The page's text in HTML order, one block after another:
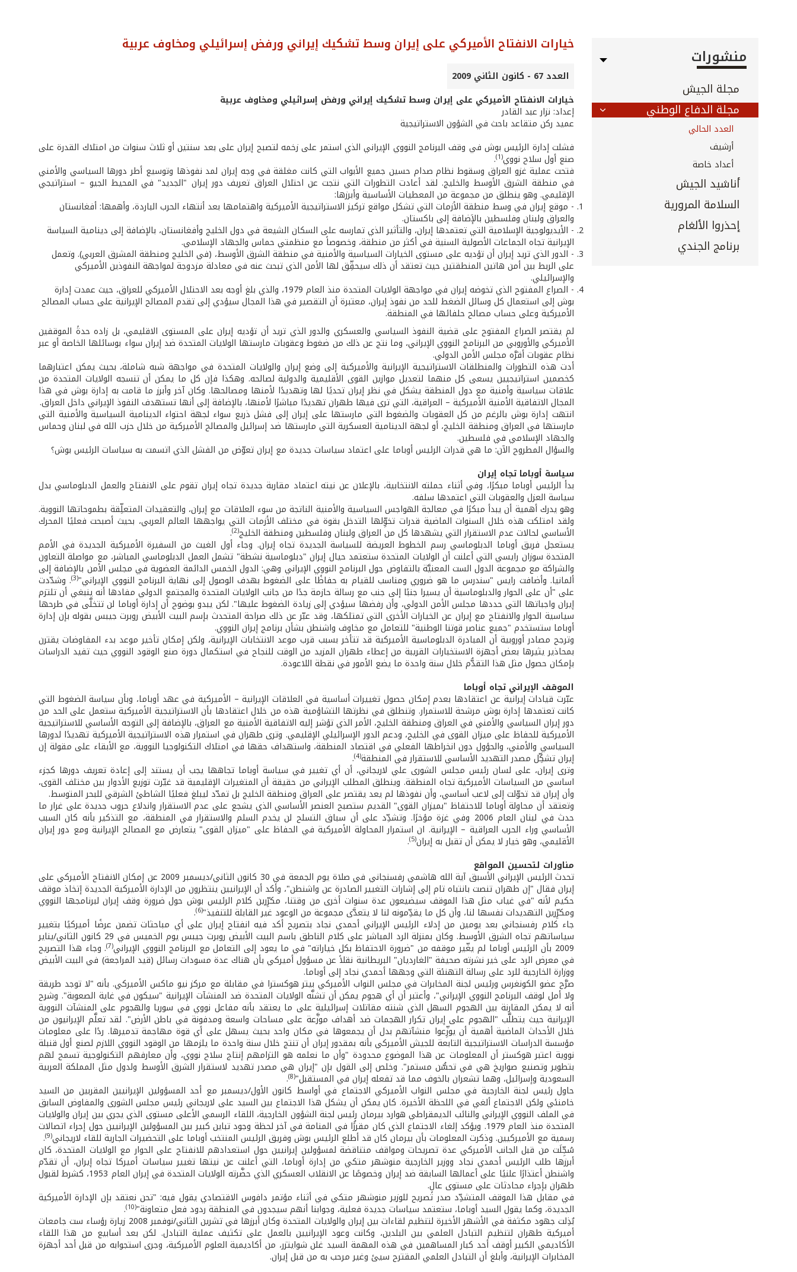
منشورات
مجلة الجيش
مجلة الدفاع الوطني
العدد الحالي
أرشيف
أعداد خاصة
أناشيد الجيش
السلامة المرورية
إحذروا الألغام
برنامج الجندي
خيارات الانفتاح الأميركي على إيران وسط تشكيك إيراني ورفض إسرائيلي ومخاوف عربية
العدد 67 - كانون الثاني 2009
خيارات الانفتاح الأميركي على إيران وسط تشكيك إيراني ورفض إسرائيلي ومخاوف عربية
إعداد: نزار عبد القادر
عميد ركن متقاعد باحث في الشؤون الاستراتيجية
فشلت إدارة الرئيس بوش في وقف البرنامج النووي الإيراني الذي استمر على زخمه لتصبح إيران على بعد سنتين أو ثلاث سنوات من امتلاك القدرة على
صنع أول سلاح نووي(1)
.
فتحت عملية غزو العراق وسقوط نظام صدام حسين جميع الأبواب التي كانت مغلقة في وجه إيران لمد نفوذها وتوسيع أطر دورها السياسي والأمني
في منطقة الشرق الأوسط والخليج. لقد أعادت التطورات التي نتجت عن احتلال العراق تعريف دور إيران "الجديد" في المحيط الجيو – استراتيجي
الإقليمي. وهو ينطلق من مجموعة من المعطيات الأساسية وأبرزها:
- موقع إيران في وسط منطقة الأزمات التي تشكل مواقع تركيز الاستراتيجية الأميركية واهتمامها بعد أنتهاء الحرب الباردة، وأهمها: أفغانستان
والعراق ولبنان وفلسطين بالإَضافة إلى باكستان.
- الأيديولوجية الإسلامية التي تعتمدها إيران، والتأثير الذي تمارسه على السكان الشيعة في دول الخليج وأفغانستان، بالإضافة إلى دينامية السياسة
الإيرانية تجاه الجماعات الأصولية السنية في أكثر من منطقة، وخصوصاً مع منظمتي حماس والجهاد الإسلامي.
- الدور الذي تريد إيران أن تؤديه على مستوى الخيارات السياسية والأمنية في منطقة الشرق الأوسط، (في الخليج ومنطقة المشرق العربي). وتعمل
على الربط بين أمن هاتين المنطقتين حيث تعتقد أن ذلك سيحقِّق لها الأمن الذي تبحث عنه في معادلة مزدوجة لمواجهة النفوذين الأميركي
والإسرائيلي.
- الصراع المفتوح الذي تخوضه إيران في مواجهة الولايات المتحدة منذ العام 1979، والذي بلغ أوجه بعد الاحتلال الأميركي للعراق، حيث عمدت إدارة
بوش إلى استعمال كل وسائل الضغط للحد من نفوذ إيران، معتبرة أن التقصير في هذا المجال سيؤدي إلى تقدم المصالح الإيرانية على حساب المصالح
الأميركية وعلى حساب مصالح حلفائها في المنطقة.
لم يقتصر الصراع المفتوح على قضية النفوذ السياسي والعسكري والدور الذي تريد أن تؤديه إيران على المستوى الاقليمي، بل زاده حدةً الموقفين
الأميركي والأوروبي من البرنامج النووي الإيراني، وما نتج عن ذلك من ضغوط وعقوبات مارستها الولايات المتحدة ضد إيران سواء بوسائلها الخاصة أو عبر
نظام عقوبات أقرَّه مجلس الأمن الدولي.
أدت هذه التطورات والمنطلقات الاستراتيجية الإيرانية والأميركية إلى وضع إيران والولايات المتحدة في مواجهة شبه شاملة، بحيث يمكن اعتبارهما
كخصمين استراتيجيين يسعى كل منهما لتعديل موازين القوى الأقليمية والدولية لصالحه. وهكذا فإن كل ما يمكن أن تنسجه الولايات المتحدة من
علاقات سياسية وأمنية مع دول المنطقة يشكل في نظر إيران تحديًا لها وتهديدًا لأمنها ومصالحها. وكان آخر وأبرز ما قامت به إدارة بوش في هذا
المجال الاتفاقية الأمنية الأميركية – العراقية، التي ترى فيها طهران تهديدًا مباشرًا لأمنها، بالإضافة إلى أنها تستهدف النفوذ الإيراني داخل العراق.
انتهت إدارة بوش بالرغم من كل العقوبات والضغوط التي مارستها على إيران إلى فشل ذريع سواء لجهة احتواء الدينامية السياسية والأمنية التي
مارستها في العراق ومنطقة الخليج، أو لجهة الدينامية العسكرية التي مارستها ضد إسرائيل والمصالح الأميركية من خلال حزب الله في لبنان وحماس
والجهاد الإسلامي في فلسطين.
والسؤال المطروح الآن: ما هي قدرات الرئيس أوباما على اعتماد سياسات جديدة مع إيران تعوّض من الفشل الذي اتسمت به سياسات الرئيس بوش؟
سياسة أوباما تجاه إيران
بدأ الرئيس أوباما مبكرًا، وفي أثناء حملته الانتخابية، بالإعلان عن نيته اعتماد مقاربة جديدة تجاه إيران تقوم على الانفتاح والعمل الدبلوماسي بدل
سياسة العزل والعقوبات التي اعتمدها سلفه.
وهو يدرك أهمية أن يبدأ مبكرًا في معالجة الهواجس السياسية والأمنية الناتجة من سوء العلاقات مع إيران، والتعقيدات المتعلِّقة بطموحاتها النووية.
ولقد امتلكت هذه خلال السنوات الماضية قدرات تخوِّلها التدخل بقوة في مختلف الأزمات التي يواجهها العالم العربي، بحيث أصبحت فعليًا المحرك
الأساسي لحالات عدم الاستقرار التي يشهدها كل من العراق ولبنان وفلسطين ومنطقة الخليج(2)
.
يستعجل فريق أوباما الدبلوماسي رسم الخطوط العريضة للسياسة الجديدة تجاه إيران. وجاء أول الغيث من السفيرة الأميركية الجديدة في الأمم
المتحدة سوزان رايسي التي أعلنت أن الولايات المتحدة ستعتمد حيال إيران "دبلوماسية نشطة" تشمل العمل الدبلوماسي المباشر، مع مواصلة التعاون
والشراكة مع مجموعة الدول الست المعنيَّة بالتفاوض حول البرنامج النووي الإيراني وهي: الدول الخمس الدائمة العضوية في مجلس الأمن بالإضافة إلى
ألمانيا. وأضافت رايس "سندرس ما هو ضروري ومناسب للقيام به حفاظًا على الضغوط بهدف الوصول إلى نهاية البرنامج النووي الإيراني"(3) . وشدّدت
على "أن على الحوار والدبلوماسية أن يسيرا جنبًا إلى جنب مع رسالة حازمة جدًا من جانب الولايات المتحدة والمجتمع الدولي مفادها أنه ينبغي أن تلتزم
إيران واجباتها التي حددها مجلس الأمن الدولي، وأن رفضها سيؤدي إلى زيادة الضغوط عليها". لكن يبدو بوضوح أن إدارة أوباما لن تتخلَّى في طرحها
سياسية الحوار والانفتاح مع إيران عن الخيارات الأخرى التي تمتلكها، وقد عبّر عن ذلك صراحة المتحدث بإسم البيت الأبيض روبرت جيبس بقوله بإن إدارة
أوباما ستستخدم "جميع عناصر قوتنا الوطنية" للتعامل مع مخاوف واشنطن بشأن برنامج إيران النووي.
وترجح مصادر أوروبية أن المبادرة الدبلوماسية الأميركية قد تتأخر بسبب قرب موعد الانتخابات الإيرانية، ولكن إمكان تأخير موعد بدء المفاوضات يقترن
بمحاذير يثيرها بعض أجهزة الاستخبارات القريبة من إعطاء طهران المزيد من الوقت للنجاح في استكمال دورة صنع الوقود النووي حيث تفيد الدراسات
بإمكان حصول مثل هذا التقدُّم خلال سنة واحدة ما يضع الأمور في نقطة اللاعودة.
الموقف الإيراني تجاه أوباما
عبّرت قيادات إيرانية عن اعتقادها بعدم إمكان حصول تغييرات أساسية في العلاقات الإيرانية – الأميركية في عهد أوباما، وبأن سياسة الضغوط التي
كانت تعتمدها إدارة بوش مرشحة للاستمرار. وتنطلق في نظرتها التشاؤمية هذه من خلال اعتقادها بأن الاستراتيجية الأميركية ستعمل على الحد من
دور إيران السياسي والأمني في العراق ومنطقة الخليج، الأمر الذي تؤشر إليه الاتفاقية الأمنية مع العراق، بالإضافة إلى التوجه الأساسي للاستراتيجية
الأميركية للحفاظ على ميزان القوى في الخليج، ودعم الدور الإسرائيلي الإقليمي. وترى طهران في استمرار هذه الاستراتيجية الأميركية تهديدًا لدورها
السياسي والأمني، والحؤول دون انخراطها الفعلي في اقتصاد المنطقة، واستهداف حقها في امتلاك التكنولوجيا النووية، مع الأبقاء على مقولة إن
إيران تشكِّل مصدر التهديد الأساسي للاستقرار في المنطقة(4)
.
وترى إيران، على لسان رئيس مجلس الشورى علي لاريجاني، أن أي تغيير في سياسة أوباما تجاهها يجب أن يستند إلى إعادة تعريف دورها كجزء
اساسي من السياسات الأميركية تجاه المنطقة. وينطلق المطلب الإيراني من حقيقة أن المتغيرات الإقليمية قد غيّرت توزيع الأدوار بين مختلف القوى،
وأن إيران قد تحوّلت إلى لاعب أساسي، وأن نفوذها لم يعد يقتصر على العراق ومنطقة الخليج بل تمدّد ليبلغ فعليًا الشاطئ الشرقي للبحر المتوسط.
وتعتقد أن محاولة أوباما للاحتفاظ "بميزان القوى" القديم ستصبح العنصر الأساسي الذي يشجع على عدم الاستقرار واندلاع حروب جديدة على غرار ما
حدث في لبنان العام 2006 وفي غزة مؤخرًا. وتشدِّد على أن سباق التسلح لن يخدم السلم والاستقرار في المنطقة، مع التذكير بأنه كان السبب
الأساسي وراء الحرب العراقية – الإيرانية. ان استمرار المحاولة الأميركية في الحفاظ على "ميزان القوى" يتعارض مع المصالح الإيرانية ومع دور إيران
الأقليمي، وهو خيار لا يمكن أن تقبل به إيران(5)
.
مناورات لتحسين المواقع
تحدث الرئيس الإيراني الأسبق آية الله هاشمي رفسنجاني في صلاة يوم الجمعة في 30 كانون الثاني/ديسمبر 2009 عن إمكان الانفتاح الأميركي على
إيران فقال "إن طهران تنصت بانتباه تام إلى إشارات التغيير الصادرة عن واشنطن"، وأكد أن الإيرانيين ينتظرون من الإدارة الأميركية الجديدة إتخاذ موقف
حكيم لأنه "في غياب مثل هذا الموقف سيضيعون عدة سنوات أخرى من وقتنا، مكرِّرين كلام الرئيس بوش حول ضرورة وقف إيران لبرنامجها النووي
ومكرِّرين التهديدات نفسها لنا، وأن كل ما يقدِّمونه لنا لا يتعدَّى مجموعة من الوعود غير القابلة للتنفيذ"(6)
.
جاء كلام رفسنجاني بعد يومين من إدلاء الرئيس الإيراني أحمدي نجاد بتصريح أكد فيه انفتاح إيران على أي مباحثات تضمن عرضًا أميركيًا بتغيير
سياساتهم تجاه الشرق الأوسط. وكان بمنزلة الرد المباشر على كلام الناطق باسم البيت الأبيض روبرت جيبس يوم الخميس في 29 كانون الثاني/يناير
2009 بأن الرئيس أوباما لم يغّير موقفه من "ضرورة الاحتفاظ بكل خياراته" في ما يعود إلى التعامل مع البرنامج النووي الإيراني (7) . وجاء هذا التصريح
في معرض الرد على خير نشرته صحيفة "الغارديان" البريطانية نقلاً عن مسؤول أميركي بأن هناك عدة مسودات رسائل (قيد المراجعة) في البيت الأبيض
ووزارة الخارجية للرد على رسالة التهنئة التي وجهها أحمدي نجاد إلى أوباما.
صرَّح عضو الكونغرس ورئيس لجنة المخابرات في مجلس النواب الأميركي بيتر هوكسترا في مقابلة مع مركز نيو ماكس الأميركي. بأنه "لا توجد طريقة
ولا أمل لوقف البرنامج النووي الإيراني"، وأعتبر أن أي هجوم يمكن أن تشنَّه الولايات المتحدة ضد المنشآت الإيرانية "سيكون في غاية الصعوبة". وشرح
أنه لا يمكن المقارنة بين الهجوم السهل الذي شنته مقاتلات إسرائيلية على ما يعتقد بأنه مفاعل نووي في سوريا والهجوم على المنشآت النووية
الإيرانية حيث يتطلَّب "الهجوم على إيران تكرار الهجمات ضد أهداف موزَّعة على مساحات واسعة ومدفونة في باطن الأرض". لقد تعلَّم الإيرانيون من
خلال الأحداث الماضية أهمية أن يوزِّعوا منشآتهم بدل أن يجمعوها في مكان واحد بحيث يسهل على أي قوة مهاجمة تدميرها. ردًا على معلومات
مؤسسة الدراسات الاستراتيجية التابعة للجيش الأميركي بأنه بمقدور إيران أن تنتج خلال سنة واحدة ما يلزمها من الوقود النووي اللازم لصنع أول قنبلة
نووية اعتبر هوكستر أن المعلومات عن هذا الموضوع محدودة "وأن ما نعلمه هو التزامهم إنتاج سلاح نووي، وأن معارفهم التكنولوجية تسمح لهم
بتطوير وتصنيع صواريخ هي في تحسُّن مستمر". وخلص إلى القول بإن "إيران هي مصدر تهديد لاستقرار الشرق الأوسط ولدول مثل المملكة العربية
السعودية وإسرائيل، وهما تشعران بالخوف مما قد تفعله إيران في المستقبل"(8)
.
حاول رئيس لجنة الخارجية في مجلس النواب الأميركي الاجتماع في أواسط كانون الأول/ديسمبر مع أحد المسؤولين الإيرانيين المقربين من السيد
خامنئي ولكن الاجتماع ألغي في اللحظة الأخيرة. كان يمكن أن يشكل هذا الاجتماع بين السيد على لاريجاني رئيس مجلس الشورى والمفاوض السابق
في الملف النووي الإيراني والنائب الديمقراطي هوارد بيرمان رئيس لجنة الشؤون الخارجية، اللقاء الرسمي الأعلى مستوى الذي يجري بين إيران والولايات
المتحدة منذ العام 1979. ويؤكد إلغاء الاجتماع الذي كان مقررًُا في المنامة في آخر لحظة وجود تباين كبير بين المسؤولين الإيرانيين حول إجراء اتصالات
رسمية مع الأميركيين. وذكرت المعلومات بأن بيرمان كان قد أطلع الرئيس بوش وفريق الرئيس المنتخب أوباما على التحضيرات الجارية للقاء لاريجاني(9)
.
سُجِّلَت من قبل الجانب الأميركي عدة تصريحات ومواقف متناقضة لمسؤولين إيرانيين حول استعدادهم للانفتاح على الحوار مع الولايات المتحدة، كان
أبرزها طلب الرئيس أحمدي نجاد ووزير الخارجية منوشهر متكي من إدارة أوباما، التي أعلنت عن نيتها تغيير سياسات أميركا تجاه إيران، أن تقدّم
واشنطن أعتذارًا علنيًا على أعمالها السابقة ضد إيران وخصوصًا عن الانقلاب العسكري الذي حضَّرته الولايات المتحدة في إيران العام 1953، كشرط لقبول
طهران بإجراء محادثات على مستوى عالٍ.
في مقابل هذا الموقف المتشدِّد صدر تصريح للوزير منوشهر متكي في أثناء مؤتمر دافوس الاقتصادي يقول فيه: "تحن نعتقد بإن الإدارة الأميركية
الجديدة، وكما يقول السيد أوباما، ستعتمد سياسات جديدة فعلية، وجوابنا أنهم سيجدون في المنطقة ردود فعل متعاونة"(10)
.
بُذِلت جهود مكثفة في الأشهر الأخيرة لتنظيم لقاءات بين إيران والولايات المتحدة وكان أبرزها في تشرين الثاني/نوفمبر 2008 زيارة رؤساء ست جامعات
أميركية طهران لتنظيم التبادل العلمي بين البلدين، وكانت وعود الإيرانيين بالعمل على تكثيف عملية التبادل. لكن بعد أسابيع من هذا اللقاء
الأكاديمي الكبير أوقف أحد كبار المساهمين في هذه المهمة السيد غلن شوايتزر، من أكاديمية العلوم الأميركية، وجرى استجوابه من قبل أحد أجهزة
المخابرات الإيرانية، وأبلغ أن التبادل العلمي المقترح سيئ وغير مرحب به من قبل إيران.